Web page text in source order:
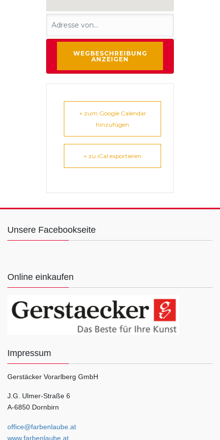
+ zum Google Calendar
hinzufügen
+ zu iCal exportieren
Unsere Facebookseite
Online einkaufen
Impressum
Gerstäcker Vorarlberg GmbH
J.G. Ulmer-Straße 6
A-6850 Dornbirn
office@farbenlaube.at
www.farbenlaube.at